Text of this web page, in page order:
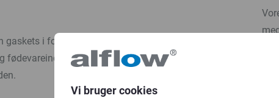
i forskellige materialer og
Se udvalget af screen
Vi bruger cookies